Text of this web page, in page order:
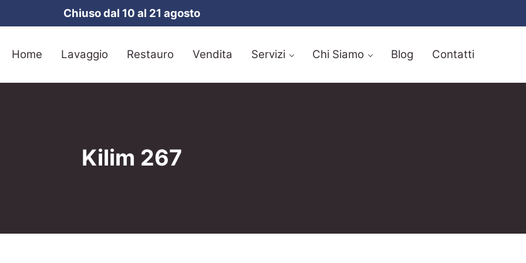
Chiuso dal 10 al 21 agosto
Home Lavaggio Restauro Vendita Servizi Chi Siamo Blog Contatti
Kilim 267